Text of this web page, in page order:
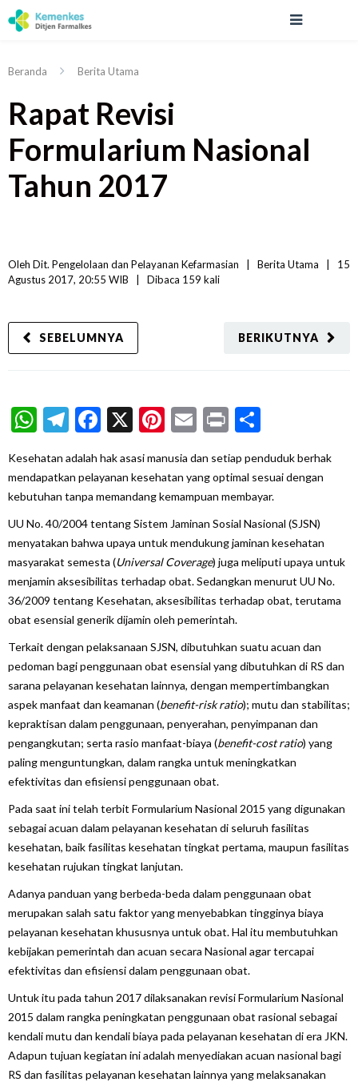
Beranda Berita Utama
Rapat Revisi
Formularium Nasional
Tahun 2017
Oleh Dit. Pengelolaan dan Pelayanan Kefarmasian Berita Utama
15
Agustus 2017, 20:55 WIB
Dibaca 159 kali
BERIKUTNYA
SEBELUMNYA
WhatsApp
Telegram
Facebook
X Pinterest
Email
Print
Kesehatan adalah hak asasi manusia dan setiap penduduk berhak
mendapatkan pelayanan kesehatan yang optimal sesuai dengan
kebutuhan tanpa memandang kemampuan membayar.
UU No. 40/2004 tentang Sistem Jaminan Sosial Nasional (SJSN)
menyatakan bahwa upaya untuk mendukung jaminan kesehatan
masyarakat semesta (Universal Coverage) juga meliputi upaya untuk
menjamin aksesibilitas terhadap obat. Sedangkan menurut UU No.
36/2009 tentang Kesehatan, aksesibilitas terhadap obat, terutama
obat esensial generik dijamin oleh pemerintah.
Terkait dengan pelaksanaan SJSN, dibutuhkan suatu acuan dan
pedoman bagi penggunaan obat esensial yang dibutuhkan di RS dan
sarana pelayanan kesehatan lainnya, dengan mempertimbangkan
aspek manfaat dan keamanan (benefit-riskratio); mutu dan stabilitas;
kepraktisan dalam penggunaan, penyerahan, penyimpanan dan
pengangkutan; serta rasio manfaat-biaya (benefit-cost ratio) yang
paling menguntungkan, dalam rangka untuk meningkatkan
efektivitas dan efisiensi penggunaan obat.
Pada saat ini telah terbit Formularium Nasional 2015 yang digunakan
sebagai acuan dalam pelayanan kesehatan di seluruh fasilitas
kesehatan, baik fasilitas kesehatan tingkat pertama, maupun fasilitas
kesehatan rujukan tingkat lanjutan.
Adanya panduan yang berbeda-beda dalam penggunaan obat
merupakan salah satu faktor yang menyebabkan tingginya biaya
pelayanan kesehatan khususnya untuk obat. Hal itu membutuhkan
kebijakan pemerintah dan acuan secara Nasional agar tercapai
efektivitas dan efisiensi dalam penggunaan obat.
Untuk itu pada tahun 2017 dilaksanakan revisi Formularium Nasional
2015 dalam rangka peningkatan penggunaan obat rasional sebagai
kendali mutu dan kendali biaya pada pelayanan kesehatan di era JKN.
Adapun tujuan kegiatan ini adalah menyediakan acuan nasional bagi
RS dan fasilitas pelayanan kesehatan lainnya yang melaksanakan